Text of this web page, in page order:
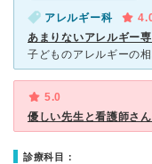
アレルギー科
あまりないアレルギー専
5.0
優しい先生と看護師さ
診療科目：